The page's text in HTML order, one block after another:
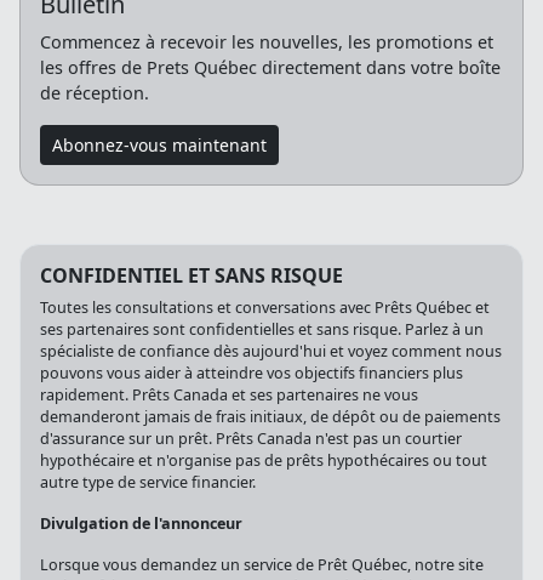
Commencez à recevoir les nouvelles, les promotions et
les offres de Prets Québec directement dans votre boîte
de réception.
Abonnez-vous maintenant
CONFIDENTIEL ET SANS RISQUE
Toutes les consultations et conversations avec Prêts Québec et
ses partenaires sont confidentielles et sans risque. Parlez à un
spécialiste de confiance dès aujourd'hui et voyez comment nous
pouvons vous aider à atteindre vos objectifs financiers plus
rapidement. Prêts Canada et ses partenaires ne vous
demanderont jamais de frais initiaux, de dépôt ou de paiements
d'assurance sur un prêt. Prêts Canada n'est pas un courtier
hypothécaire et n'organise pas de prêts hypothécaires ou tout
autre type de service financier.
Divulgation de l'annonceur
Lorsque vous demandez un service de Prêt Québec, notre site